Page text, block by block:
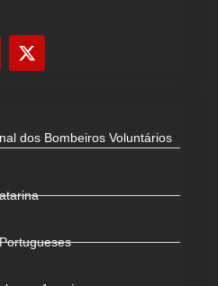
dos Bombeiros Voluntários